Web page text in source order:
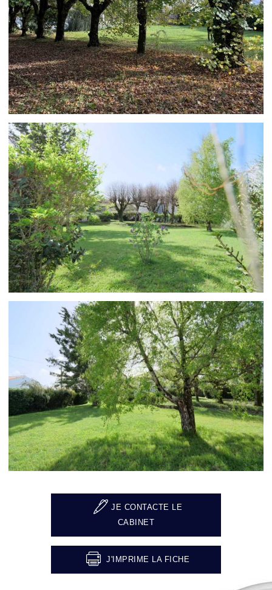
JE CONTACTE LE
CABINET
J'IMPRIME LA FICHE